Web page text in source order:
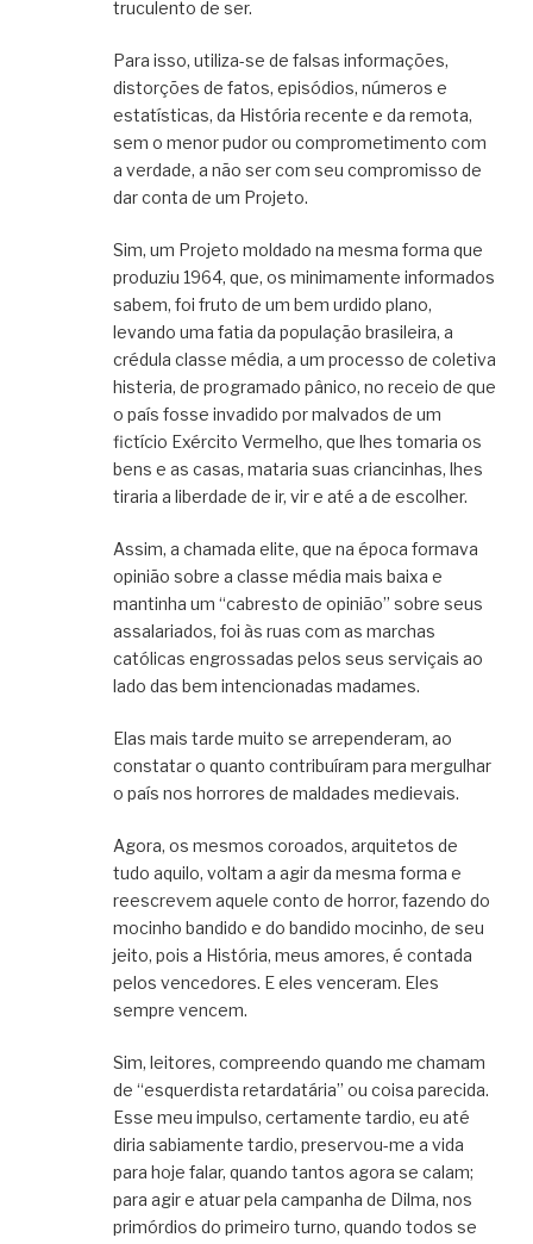
truculento de ser.
Para isso, utiliza-se de falsas informações,
distorções de fatos, episódios, números e
estatísticas, da História recente e da remota,
sem o menor pudor ou comprometimento com
a verdade, a não ser com seu compromisso de
dar conta de um Projeto.
Sim, um Projeto moldado na mesma forma que
produziu 1964, que, os minimamente informados
sabem, foi fruto de um bem urdido plano,
levando uma fatia da população brasileira, a
crédula classe média, a um processo de coletiva
histeria, de programado pânico, no receio de que
o país fosse invadido por malvados de um
fictício Exército Vermelho, que lhes tomaria os
bens e as casas, mataria suas criancinhas, lhes
tiraria a liberdade de ir, vir e até a de escolher.
Assim, a chamada elite, que na época formava
opinião sobre a classe média mais baixa e
mantinha um “cabresto de opinião” sobre seus
assalariados, foi às ruas com as marchas
católicas engrossadas pelos seus serviçais ao
lado das bem intencionadas madames.
Elas mais tarde muito se arrependeram, ao
constatar o quanto contribuíram para mergulhar
o país nos horrores de maldades medievais.
Agora, os mesmos coroados, arquitetos de
tudo aquilo, voltam a agir da mesma forma e
reescrevem aquele conto de horror, fazendo do
mocinho bandido e do bandido mocinho, de seu
jeito, pois a História, meus amores, é contada
pelos vencedores. E eles venceram. Eles
sempre vencem.
Sim, leitores, compreendo quando me chamam
de “esquerdista retardatária” ou coisa parecida.
Esse meu impulso, certamente tardio, eu até
diria sabiamente tardio, preservou-me a vida
para hoje falar, quando tantos agora se calam;
para agir e atuar pela campanha de Dilma, nos
primórdios do primeiro turno, quando todos se